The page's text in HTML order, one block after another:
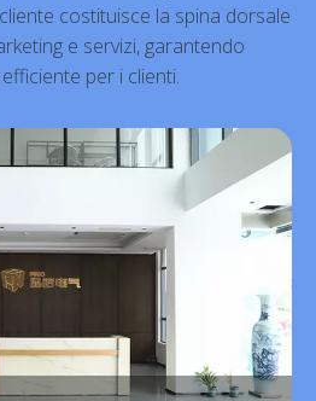
costituisce la spina dorsale
e servizi, garantendo
per i clienti.